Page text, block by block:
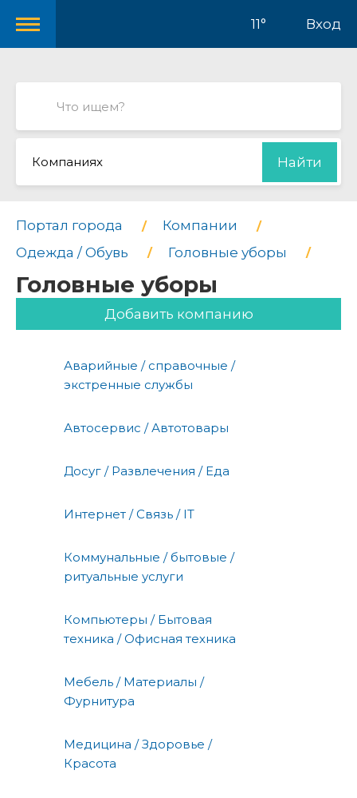
11° Вход
Компаниях Найти
Портал города
Компании
Одежда / Обувь
Головные уборы
Головные уборы
Добавить компанию
Аварийные / справочные /
экстренные службы
Автосервис / Автотовары
Досуг / Развлечения / Еда
Интернет / Связь / IT
Коммунальные / бытовые /
ритуальные услуги
Компьютеры / Бытовая
техника / Офисная техника
Мебель / Материалы /
Фурнитура
Медицина / Здоровье /
Красота